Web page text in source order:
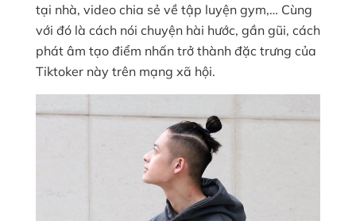
tại nhà, video chia sẻ về tập luyện gym,… Cùng
với đó là cách nói chuyện hài hước, gần gũi, cách
phát âm tạo điểm nhấn trở thành đặc trưng của
Tiktoker này trên mạng xã hội.